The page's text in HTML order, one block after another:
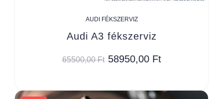
AUDI FÉKSZERVIZ
Audi A3 fékszerviz
65500,00Ft 58950,00 Ft